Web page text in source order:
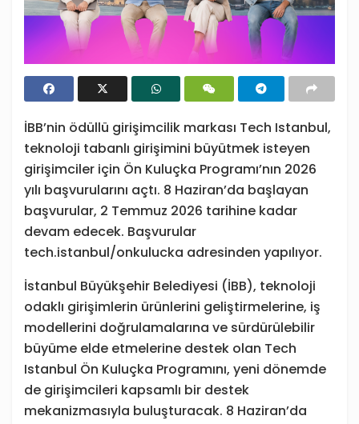
İBB’nin ödüllü girişimcilik markası Tech Istanbul,
teknoloji tabanlı girişimini büyütmek isteyen
girişimciler için Ön Kuluçka Programı’nın 2026
yılı başvurularını açtı. 8 Haziran’da başlayan
başvurular, 2 Temmuz 2026 tarihine kadar
devam edecek. Başvurular
tech.istanbul/onkulucka adresinden yapılıyor.
İstanbul Büyükşehir Belediyesi (İBB), teknoloji
odaklı girişimlerin ürünlerini geliştirmelerine, iş
modellerini doğrulamalarına ve sürdürülebilir
büyüme elde etmelerine destek olan Tech
Istanbul Ön Kuluçka Programını, yeni dönemde
de girişimcileri kapsamlı bir destek
mekanizmasıyla buluşturacak. 8 Haziran’da